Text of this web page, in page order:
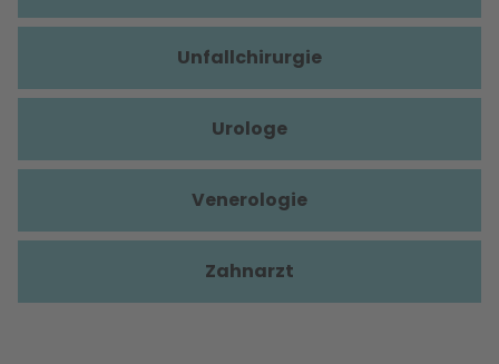
Unfallchirurgie
Urologe
Venerologie
Zahnarzt